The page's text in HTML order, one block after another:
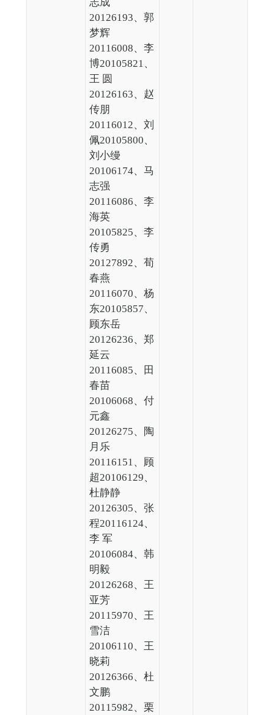
志成
20126193、郭
梦辉
20116008、李
博20105821、
王 圆
20126163、赵
传朋
20116012、刘
佩20105800、
刘小缦
20106174、马
志强
20116086、李
海英
20105825、李
传勇
20127892、荀
春燕
20116070、杨
东20105857、
顾东岳
20126236、郑
延云
20116085、田
春苗
20106068、付
元鑫
20126275、陶
月乐
20116151、顾
超20106129、
杜静静
20126305、张
程20116124、
李 军
20106084、韩
明毅
20126268、王
亚芳
20115970、王
雪洁
20106110、王
晓莉
20126366、杜
文鹏
20115982、栗